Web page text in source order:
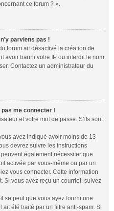
ce forum ? ».
parviens pas !
forum ait désactivé la création de
avoir banni votre IP ou interdit le nom
Contactez un administrateur du
me connecter !
et votre mot de passe. S’ils sont
avez indiqué avoir moins de 13
devrez suivre les instructions
également nécessiter que
activée par vous-même ou par un
vous connecter. Cette information
Si vous avez reçu un courriel, suivez
se peut que vous ayez fourni une
été traité par un filtre anti-spam. Si